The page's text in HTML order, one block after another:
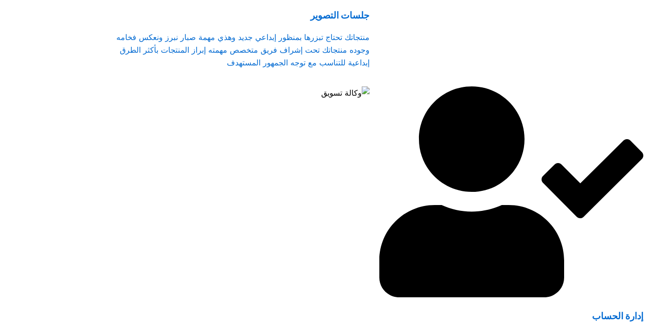
جلسات التصوير
منتجاتك تحتاج تبزرها بمنظور إبداعي جديد وهذي مهمة صبار نبرز ونعكس فخامه
وجوده منتجاتك تحت إشراف فريق متخصص مهمته إبراز المنتجات بأكثر الطرق
إبداعية للتناسب مع توجه الجمهور المستهدف
إدارة الحساب